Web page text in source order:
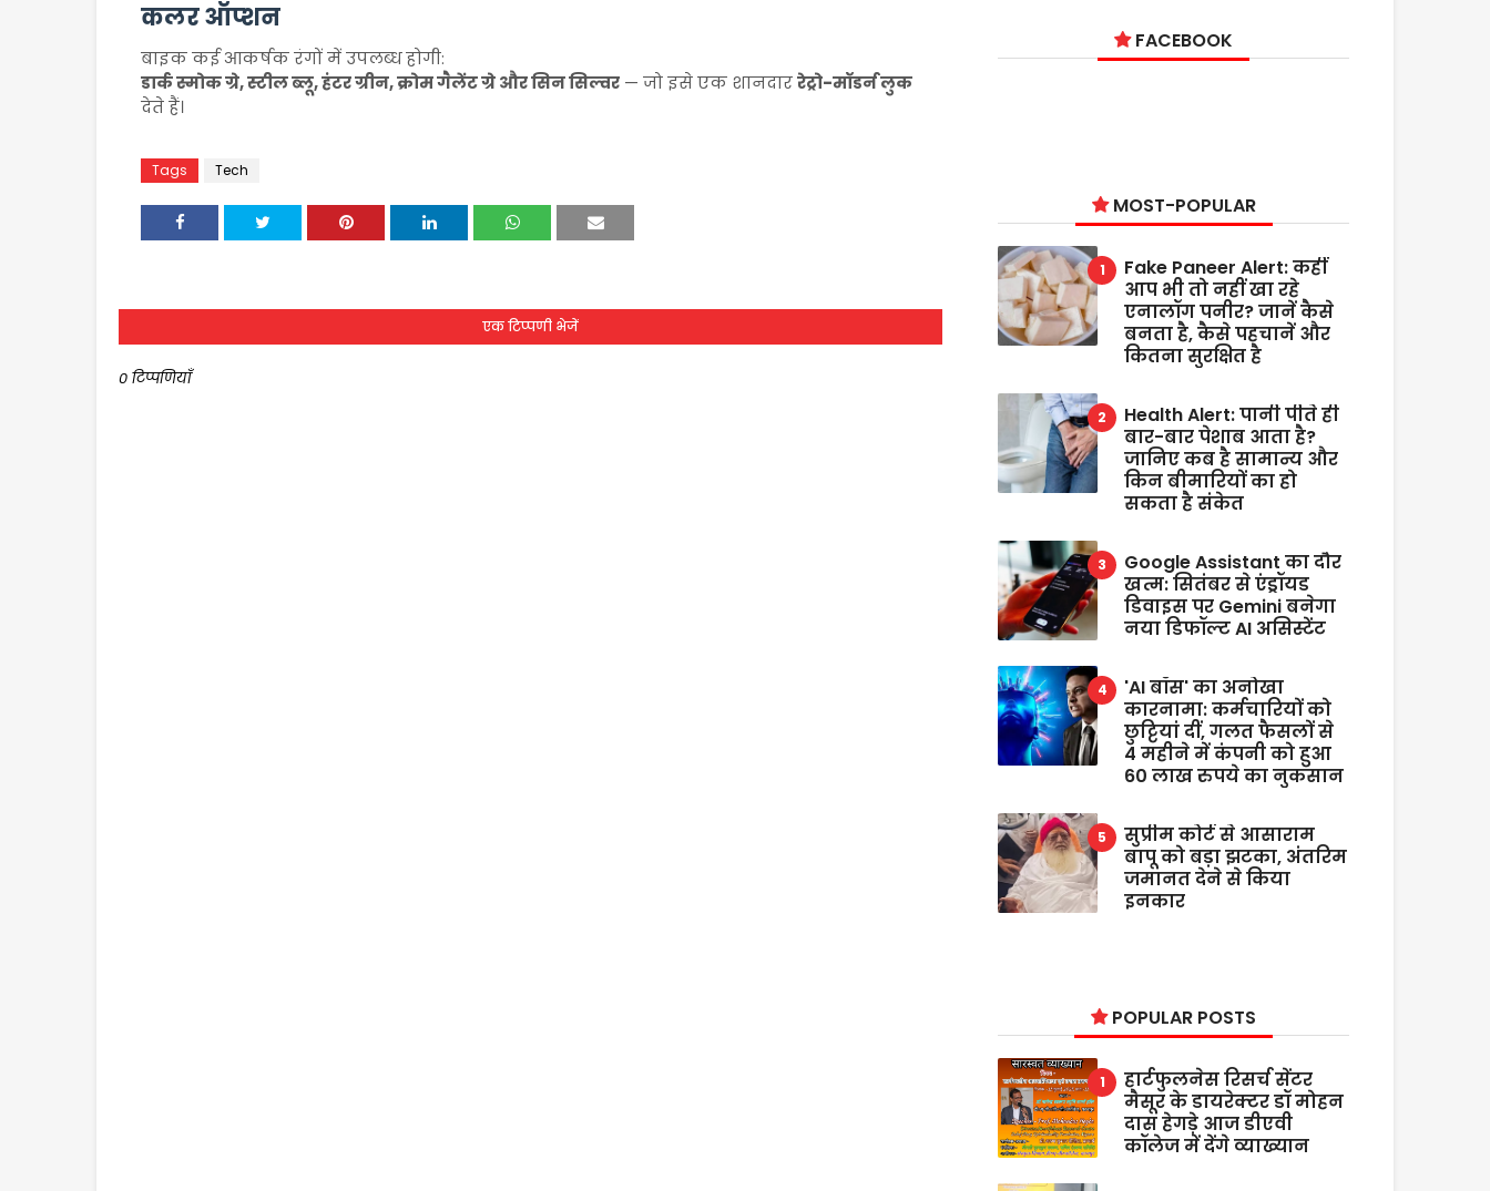
कलर ऑप्शन
बाइक कई आकर्षक रंगों में उपलब्ध होगी:
डार्क स्मोक ग्रे, स्टील ब्लू, हंटर ग्रीन, क्रोम गैलेंट ग्रे और सिन सिल्वर — जो इसे एक शानदाररेट्रो-मॉडर्न लुक
देते हैं।
Tags Tech
एक टिप्पणी भेजें
0 टिप्पणियाँ
FACEBOOK
MOST-POPULAR
Fake Paneer Alert: कहीं
आप भी तो नहीं खा रहे
एनालॉग पनीर? जानें कैसे
बनता है, कैसे पहचानें और
कितना सुरक्षित है
Health Alert: पानी पीते ही
बार-बार पेशाब आता है?
जानिए कब है सामान्य और
किन बीमारियों का हो
सकता है संकेत
Google Assistant का दौर
खत्म: सितंबर से एंड्रॉयड
डिवाइस पर Gemini बनेगा
नया डिफॉल्ट AI असिस्टेंट
'AI बॉस' का अनोखा
कारनामा: कर्मचारियों को
छुट्टियां दीं, गलत फैसलों से
4 महीने में कंपनी को हुआ
60 लाख रुपये का नुकसान
सुप्रीम कोर्ट से आसाराम
बापू को बड़ा झटका, अंतरिम
जमानत देने से किया
इनकार
POPULAR POSTS
हार्टफुलनेस रिसर्च सेंटर
मैसूर के डायरेक्टर डॉ मोहन
दास हेगड़े आज डीएवी
कॉलेज में देंगे व्याख्यान